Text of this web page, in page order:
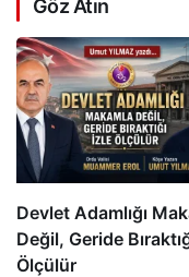
Göz Atın
Devlet Adamlığı
Değil, Geride
Ölçülür